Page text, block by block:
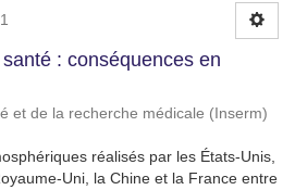
: conséquences en
et de la recherche médicale (Inserm)
réalisés par les États-Unis,
Uni, la Chine et la France entre